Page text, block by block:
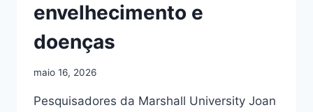
envelhecimento e
doenças
maio 16, 2026
Pesquisadores da Marshall University Joan